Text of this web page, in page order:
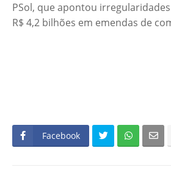
PSol, que apontou
R$ 4,2 bilhões em emendas de
Facebook